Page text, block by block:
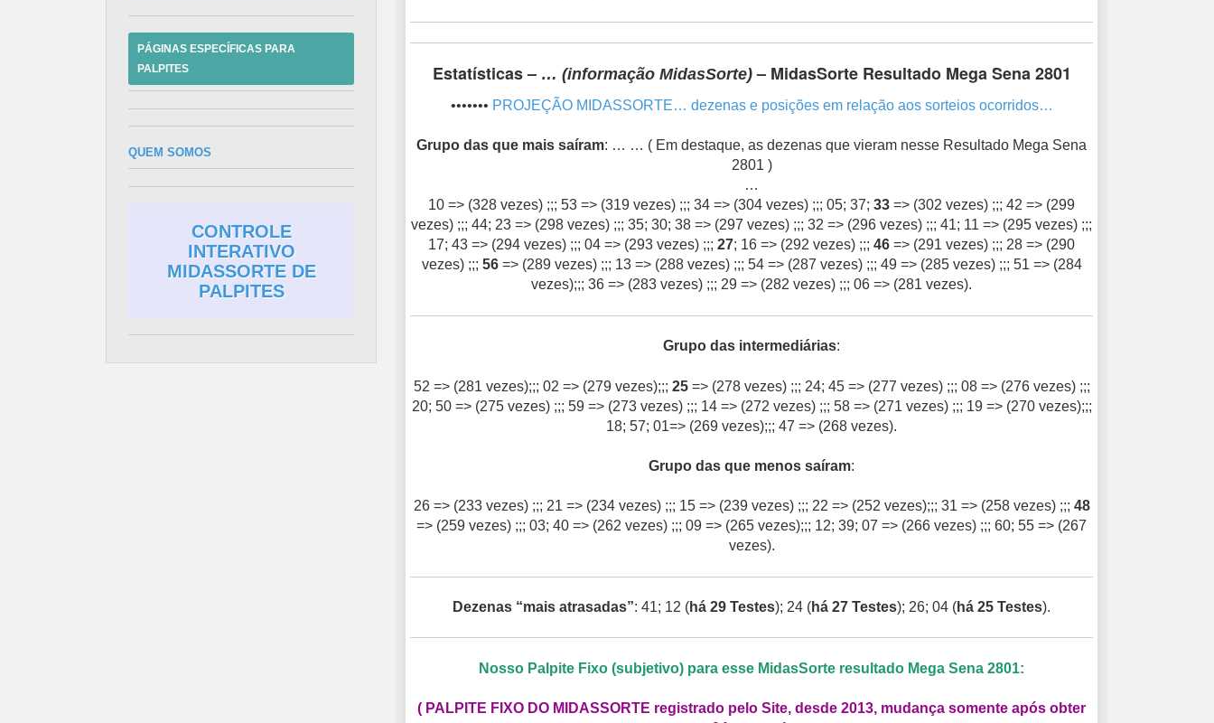
Estatísticas – … (informação MidasSorte)– MidasSorte Resultado Mega Sena 2801
••••••• PROJEÇÃO MIDASSORTE… dezenas e posições em relação aos sorteios ocorridos…
Grupo das que mais saíram: … … ( Em destaque, as dezenas que vieram nesse Resultado Mega Sena
2801 )
…
10 => (328 vezes) ;;; 53 => (319 vezes) ;;; 34 => (304 vezes) ;;; 05; 37; 33 => (302 vezes) ;;; 42 => (299
vezes) ;;; 44; 23 => (298 vezes) ;;; 35; 30; 38 => (297 vezes) ;;; 32 => (296 vezes) ;;; 41; 11 => (295 vezes) ;;;
17; 43 => (294 vezes) ;;; 04 => (293 vezes) ;;; 27; 16 => (292 vezes) ;;; 46 => (291 vezes) ;;; 28 => (290
vezes) ;;; 56=> (289 vezes) ;;; 13 => (288 vezes) ;;; 54 => (287 vezes) ;;; 49 => (285 vezes) ;;; 51 => (284
vezes);;; 36 => (283 vezes) ;;; 29 => (282 vezes) ;;; 06 => (281 vezes).
Grupo das intermediárias:
52 => (281 vezes);;; 02 => (279 vezes);;; 25=> (278 vezes) ;;; 24; 45 => (277 vezes) ;;; 08 => (276 vezes) ;;;
20; 50 => (275 vezes) ;;; 59 => (273 vezes) ;;; 14 => (272 vezes) ;;; 58 => (271 vezes) ;;; 19 => (270 vezes);;;
18; 57; 01=> (269 vezes);;; 47 => (268 vezes).
Grupo das que menos saíram:
26 => (233 vezes) ;;; 21 => (234 vezes) ;;; 15 => (239 vezes) ;;; 22 => (252 vezes);;; 31 => (258 vezes) ;;; 48
=> (259 vezes) ;;; 03; 40 => (262 vezes) ;;; 09 => (265 vezes);;; 12; 39; 07 => (266 vezes) ;;; 60; 55 => (267
vezes).
Dezenas “mais atrasadas”: 41; 12 (há 29 Testes); 24 (há 27 Testes); 26; 04 (há 25 Testes).
Nosso Palpite Fixo (subjetivo) para esse MidasSorte resultado Mega Sena 2801:
( PALPITE FIXO DO MIDASSORTE registrado pelo Site, desde 2013, mudança somente após obter
PÁGINAS ESPECÍFICAS PARA
PALPITES
QUEM SOMOS
CONTROLE
INTERATIVO
MIDASSORTE DE
PALPITES